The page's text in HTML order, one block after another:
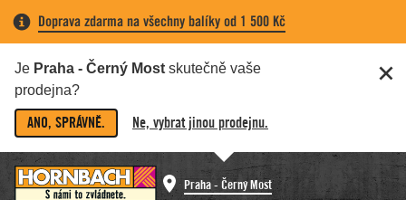
Doprava zdarma na všechny balíky od 1 500 Kč
Je Praha - Černý Most skutečně vaše
prodejna?
ANO, SPRÁVNĚ. Ne, vybrat jinou prodejnu.
Praha - Černý Most